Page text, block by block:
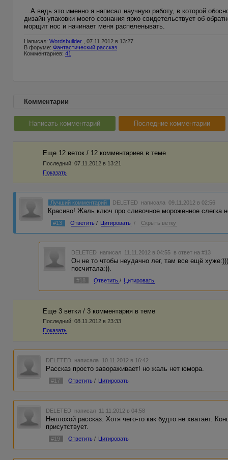
…А ведь это именно я написал научную работу, в которой
дизайн упаковки моего сознания ярко свидетельствует об
морщит нос и начинает меня распеленывать.
Написал: Wordsbuilder , 07.11.2012 в 13:27
В форуме: Фантастический рассказ
Комментариев: 41
Комментарии
Написать комментарий Последние комментарии
Еще 12 веток / 12 комментариев в темe
Последний: 07.11.2012 в 13:21
Показать
Лучший комментарий DELETED написала 09.11.2012 в 02:56
Красиво! Жаль ключ про сливочное мороженное слегка
#13 Ответить / Цитировать / Скрыть ветку
DELETED написал 11.11.2012 в 04:55 в ответ на #13
Он не то чтобы неудачно лег, там все ещё
посчитала:)).
#18 Ответить / Цитировать
Еще 3 ветки / 3 комментария в темe
Последний: 08.11.2012 в 23:33
Показать
DELETED написала 10.11.2012 в 16:42
Рассказ просто завораживает! но жаль нет юмора.
#17 Ответить / Цитировать
DELETED написал 11.11.2012 в 04:58
Неплохой рассказ. Хотя чего-то как будто не хватает.
присутствует.
#19 Ответить / Цитировать